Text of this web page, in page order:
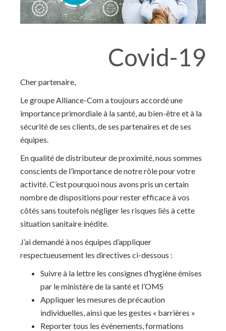
Covid-19
Cher partenaire,
Le groupe Alliance-Com a toujours accordé une
importance primordiale à la santé, au bien-être et à la
sécurité de ses clients, de ses partenaires et de ses
équipes.
En qualité de distributeur de proximité, nous sommes
conscients de l’importance de notre rôle pour votre
activité. C’est pourquoi nous avons pris un certain
nombre de dispositions pour rester efficace à vos
côtés sans toutefois négliger les risques liés à cette
situation sanitaire inédite.
J’ai demandé à nos équipes d’appliquer
respectueusement les directives ci-dessous :
Suivre à la lettre les consignes d’hygiène émises
par le ministère de la santé et l’OMS
Appliquer les mesures de précaution
individuelles, ainsi que les gestes « barrières »
Reporter tous les évènements, formations